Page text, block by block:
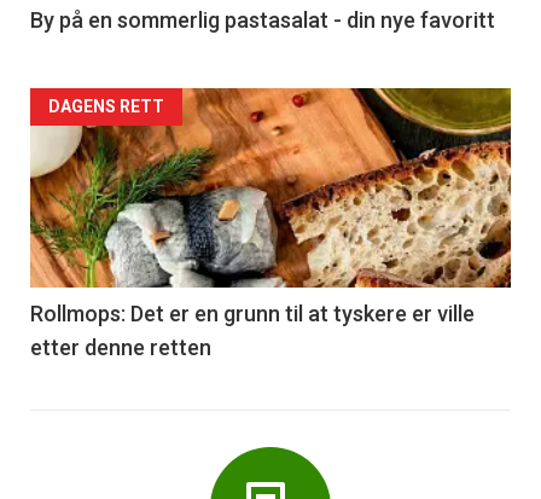
5
By på en sommerlig pastasalat - din nye favoritt
Forsiden
akkurat
nå
-
6
DAGENS RETT
Rollmops: Det er en grunn til at tyskere er ville
etter denne retten